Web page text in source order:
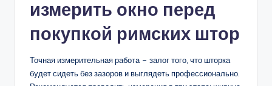
измерить окно перед
покупкой римских штор
Точная измерительная работа – залог того, что шторка
будет сидеть без зазоров и выглядеть профессионально.